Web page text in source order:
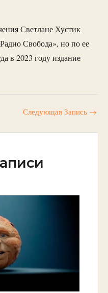
Светлане Хустик
Свобода», но по ее
в 2023 году издание
Следующая Запись →